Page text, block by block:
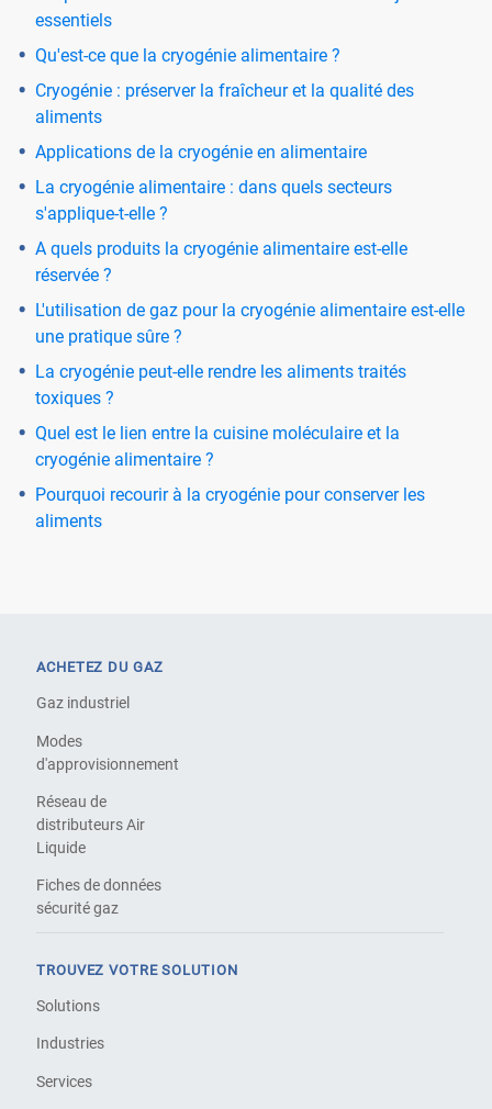
essentiels
Qu'est-ce que la cryogénie alimentaire ?
Cryogénie : préserver la fraîcheur et la qualité des
aliments
Applications de la cryogénie en alimentaire
La cryogénie alimentaire : dans quels secteurs
s'applique-t-elle ?
A quels produits la cryogénie alimentaire est-elle
réservée ?
L'utilisation de gaz pour la cryogénie alimentaire est-elle
une pratique sûre ?
La cryogénie peut-elle rendre les aliments traités
toxiques ?
Quel est le lien entre la cuisine moléculaire et la
cryogénie alimentaire ?
Pourquoi recourir à la cryogénie pour conserver les
aliments
ACHETEZ DU GAZ
Gaz industriel
Modes
d'approvisionnement
Réseau de
distributeurs Air
Liquide
Fiches de données
sécurité gaz
TROUVEZ VOTRE SOLUTION
Solutions
Industries
Services